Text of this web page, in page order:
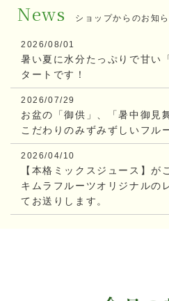
News ショップからのお知
2026/08/01
暑い夏に水分たっぷりで甘い
タートです！
2026/07/29
お盆の「御供」、「暑中御見
こだわりのみずみずしいフル
2026/04/10
【本格ミックスジュース】が
キムラフルーツオリジナルの
てお送りします。